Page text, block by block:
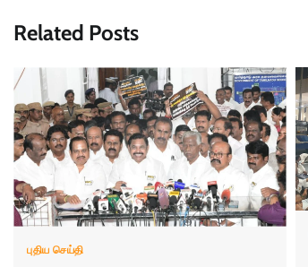
Related Posts
புதிய செய்தி